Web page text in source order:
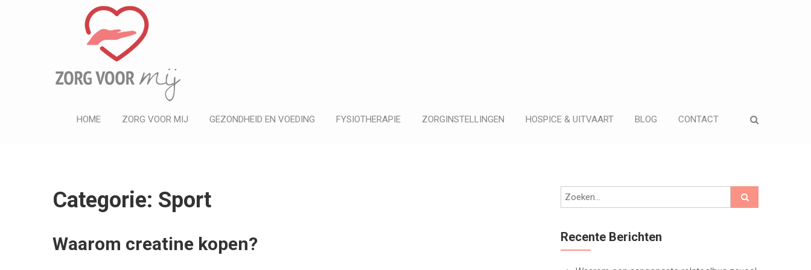
ZORG VOOR MIJ
HOME ZORG VOOR MIJ GEZONDHEID EN VOEDING FYSIOTHERAPIE ZORGINSTELLINGEN HOSPICE & UITVAART BLOG CONTACT
Categorie: Sport
Waarom creatine kopen? Recente Berichten